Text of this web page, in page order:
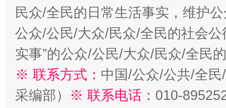
民众/全民的日常生活事实，维护
公众/公民/大众/民众/全民的社会公
实事”的公众/公民/大众/民众/全民
※ 联系方式： 中国/公众/公共/全
采编部） ※ 联系电话： 010-